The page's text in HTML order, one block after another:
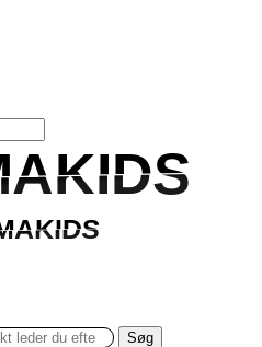
Søg